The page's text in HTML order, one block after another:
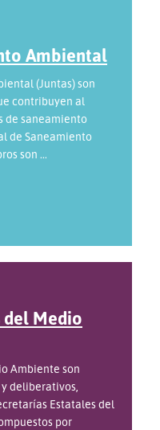
Ambiental
(Juntas) son
contribuyen al
de saneamiento
de Saneamiento
son ...
del Medio
Ambiente son
deliberativos,
Estatales del
por